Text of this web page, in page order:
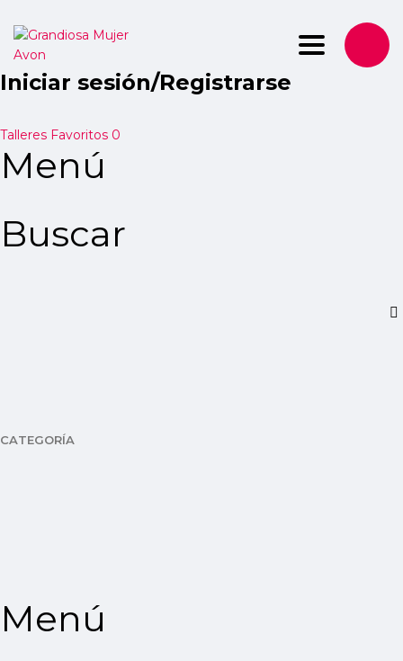
Toggle
Iniciar sesión/Registrarse
Talleres Favoritos 0
Menú
Buscar
CATEGORÍA
Menú